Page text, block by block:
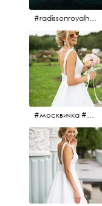
#radissonroyalhotel #рэдиссонройал#рэдиссонройалмосква #рекамосква#москва#гостиницаукраина#украина#hotel#отель#moscow @radissonroyalmoscow
#москвичка #москвичка1990#вднх2016 #июль2016 #1990